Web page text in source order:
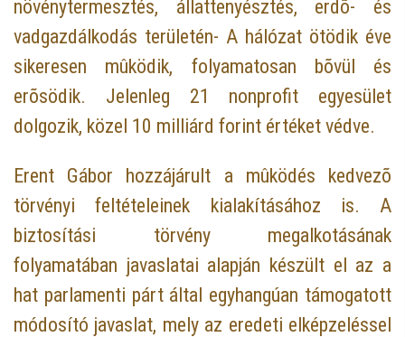
növénytermesztés, állattenyésztés, erdõ- és
vadgazdálkodás területén- A hálózat ötödik éve
sikeresen mûködik, folyamatosan bõvül és
erõsödik. Jelenleg 21 nonprofit egyesület
dolgozik, közel 10 milliárd forint értéket védve.
Erent Gábor hozzájárult a mûködés kedvezõ
törvényi feltételeinek kialakításához is. A
biztosítási törvény megalkotásának
folyamatában javaslatai alapján készült el az a
hat parlamenti párt által egyhangúan támogatott
módosító javaslat, mely az eredeti elképzeléssel